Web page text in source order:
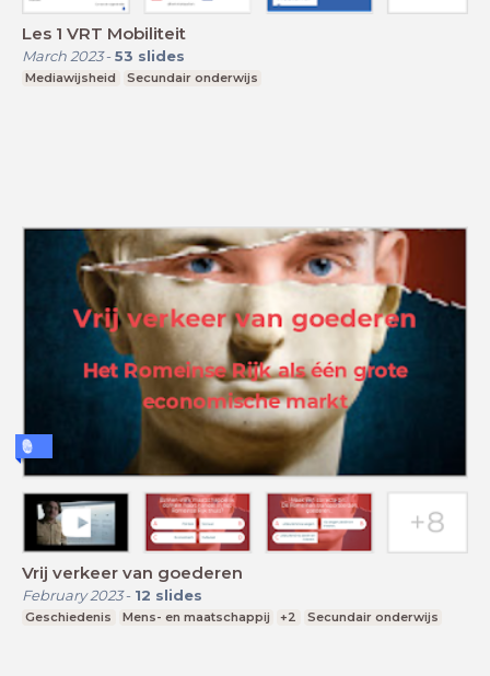
Les 1 VRT Mobiliteit
March 2023- 53 slides
Mediawijsheid Secundair onderwijs
Vrij verkeer van goederen
February 2023- 12 slides
Geschiedenis Mens- en maatschappij +2 Secundair onderwijs